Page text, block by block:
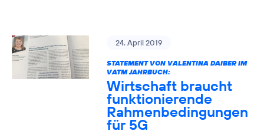
24. April 2019
STATEMENT VON VALENTINA DAIBER IM
VATM JAHRBUCH:
Wirtschaft braucht
funktionierende
Rahmenbedingungen
für 5G